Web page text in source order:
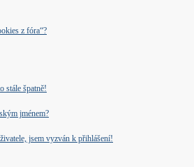
z fóra“?
stále špatně!
jménem?
jsem vyzván k přihlášení!